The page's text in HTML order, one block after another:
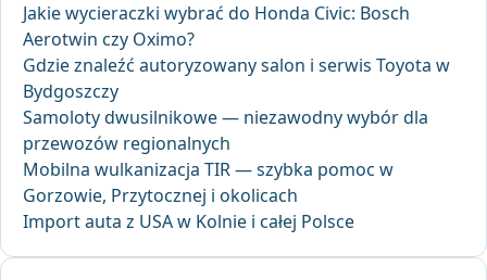
Jakie wycieraczki wybrać do Honda Civic: Bosch
Aerotwin czy Oximo?
Gdzie znaleźć autoryzowany salon i serwis Toyota w
Bydgoszczy
Samoloty dwusilnikowe — niezawodny wybór dla
przewozów regionalnych
Mobilna wulkanizacja TIR — szybka pomoc w
Gorzowie, Przytocznej i okolicach
Import auta z USA w Kolnie i całej Polsce